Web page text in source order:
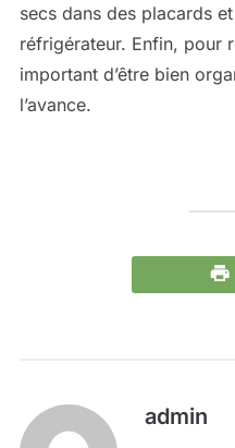
secs dans des placards
réfrigérateur. Enfin, pour
important d’être bien
l’avance.
admin